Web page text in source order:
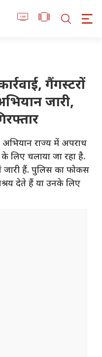
गैंगस्टरों
जारी,
राज्य में अपराध
चलाया जा रहा है.
जारी हैं. पुलिस का फोकस
देते हैं या उनके लिए